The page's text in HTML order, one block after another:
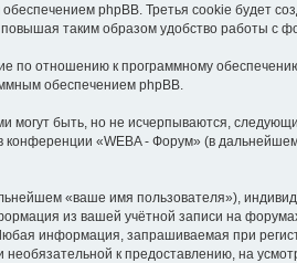
phpBB. Третья cookie будет
таким образом удобство работы с
отношению к программному
обеспечением phpBB.
быть, но не исчерпываются,
«WEBA - Форум» (в
«ваше имя пользователя»),
из вашей учётной записи на
информация, запрашиваемая при
к предоставлению, на